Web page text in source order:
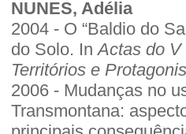
NUNES, Adélia
2004 - O “Baldio do
do Solo. InActas do V
Territórios e
2006 - Mudanças no
Transmontana: